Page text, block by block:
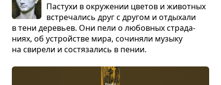
Пастухи в окру­же­нии цве­тов и живот­ных
встре­ча­лись друг с дру­гом и отды­хали
в тени дере­вьев. Они пели о любов­ных стра­да­
ниях, об устройстве мира, сочи­няли музыку
на сви­рели и состя­за­лись в пении.